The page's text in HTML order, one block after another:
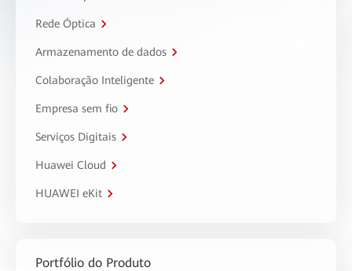
Rede Óptica
Armazenamento de dados
Colaboração Inteligente
Empresa sem fio
Serviços Digitais
Huawei Cloud
HUAWEI eKit
Portfólio do Produto